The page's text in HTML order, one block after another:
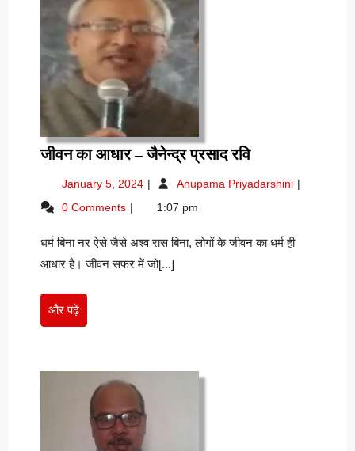
जीवन का आधार – जैनेन्द्र प्रसाद रविजीवन
आधार
प्रसाद
January 5, 2024 January
2024
Anupama Priyadarshini जीवन
0 Comments 1:07 pm
धर्म बिना नर ऐसे जैसे अश्व रास बिना, लोगों के जीवन का धर्म ही
आधार है। जीवन सफर में जो[...]
और पढ़ेंऔर
पढ़ें